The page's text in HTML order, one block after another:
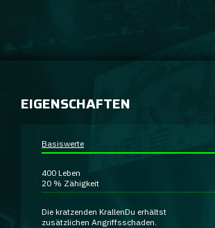
EIGENSCHAFTEN
Basiswerte
400 Leben
20 % Zähigkeit
Die kratzenden KrallenDu erhältst
zusätzlichen Angriffsschaden.